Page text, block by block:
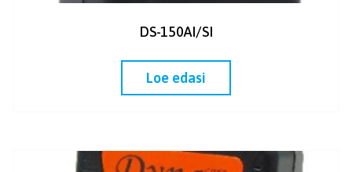
DS-150AI/SI
Loe edasi